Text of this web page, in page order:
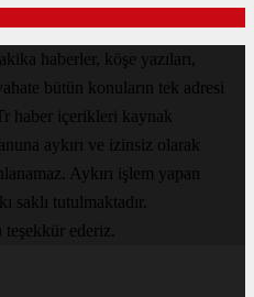
haberler, köşe yazıları,
bütün konuların tek adresi
haber içerikleri kaynak
aykırı ve izinsiz olarak
Aykırı işlem yapan
saklı tutulmaktadır.
ederiz.